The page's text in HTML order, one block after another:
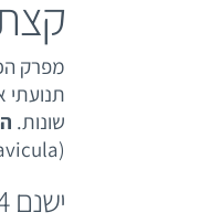
מפרק
תנועתי
שונות.
(clavicula), ועצם השכמה – הסקפולה (scapula).
ישנם 4 מפרקים שונים הבונים יחד את מפרק הכתף: